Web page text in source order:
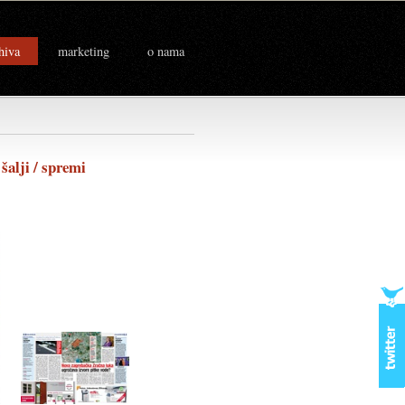
marketing o nama